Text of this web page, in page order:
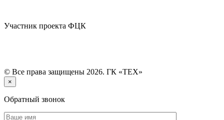
Участник проекта ФЦК
© Все права защищены 2026. ГК «ТЕХ»
×
Обратный звонок